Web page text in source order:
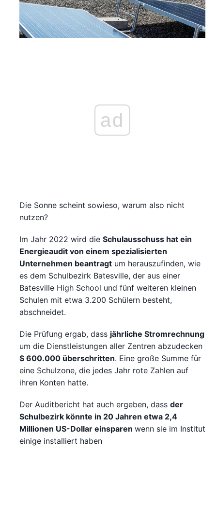
ad
Die Sonne scheint sowieso, warum also nicht
nutzen?
Im Jahr 2022 wird die Schulausschuss hat ein
Energieaudit von einem spezialisierten
Unternehmen beantragt um herauszufinden, wie
es dem Schulbezirk Batesville, der aus einer
Batesville High School und fünf weiteren kleinen
Schulen mit etwa 3.200 Schülern besteht,
abschneidet.
Die Prüfung ergab, dass jährliche Stromrechnung
um die Dienstleistungen aller Zentren abzudecken
$ 600.000 überschritten. Eine große Summe für
eine Schulzone, die jedes Jahr rote Zahlen auf
ihren Konten hatte.
Der Auditbericht hat auch ergeben, dass der
Schulbezirk könnte in 20 Jahren etwa 2,4
Millionen US-Dollar einsparen wenn sie im Institut
einige installiert haben